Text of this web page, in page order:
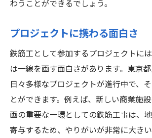
わうことができるでしょう。
プロジェクトに携わる面白さ
鉄筋工として参加するプロジェクトに
は一線を画す面白さがあります。東京都
日々多様なプロジェクトが進行中で、
とができます。例えば、新しい商業施
画の重要な一環としての鉄筋工事は、
寄与するため、やりがいが非常に大き